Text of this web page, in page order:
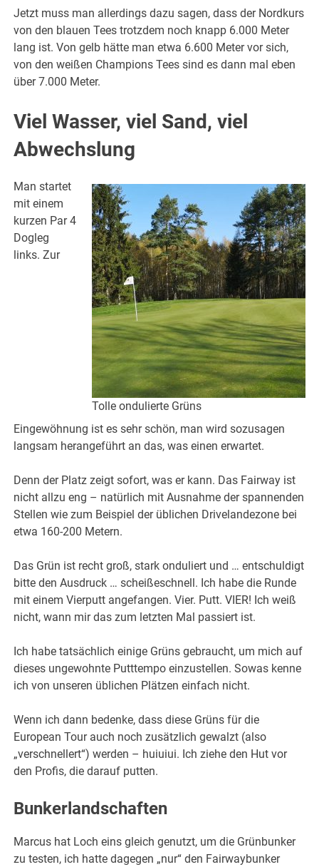
Jetzt muss man allerdings dazu sagen, dass der Nordkurs
von den blauen Tees trotzdem noch knapp 6.000 Meter
lang ist. Von gelb hätte man etwa 6.600 Meter vor sich,
von den weißen Champions Tees sind es dann mal eben
über 7.000 Meter.
Viel Wasser, viel Sand, viel
Abwechslung
Tolle ondulierte Grüns
Man startet
mit einem
kurzen Par 4
Dogleg
links. Zur
Eingewöhnung ist es sehr schön, man wird sozusagen
langsam herangeführt an das, was einen erwartet.
Denn der Platz zeigt sofort, was er kann. Das Fairway ist
nicht allzu eng – natürlich mit Ausnahme der spannenden
Stellen wie zum Beispiel der üblichen Drivelandezone bei
etwa 160-200 Metern.
Das Grün ist recht groß, stark onduliert und … entschuldigt
bitte den Ausdruck … scheißeschnell. Ich habe die Runde
mit einem Vierputt angefangen. Vier. Putt. VIER! Ich weiß
nicht, wann mir das zum letzten Mal passiert ist.
Ich habe tatsächlich einige Grüns gebraucht, um mich auf
dieses ungewohnte Putttempo einzustellen. Sowas kenne
ich von unseren üblichen Plätzen einfach nicht.
Wenn ich dann bedenke, dass diese Grüns für die
European Tour auch noch zusätzlich gewalzt (also
„verschnellert“) werden – huiuiui. Ich ziehe den Hut vor
den Profis, die darauf putten.
Bunkerlandschaften
Marcus hat Loch eins gleich genutzt, um die Grünbunker
zu testen, ich hatte dagegen „nur“ den Fairwaybunker